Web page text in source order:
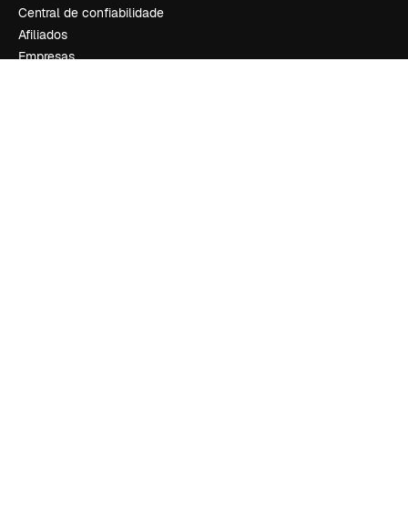
Central de confiabilidade
Afiliados
Empresas